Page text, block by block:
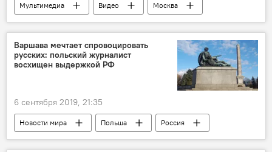
Мультимедиа Видео
Москва
падение
Варшава мечтает спровоцировать
русских: польский журналист
восхищен выдержкой РФ
6 сентября 2019, 21:35
Новости мира Польша
Россия
толерантность
Варшава